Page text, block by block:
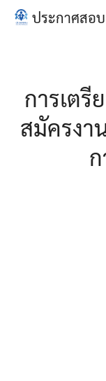
Skip
ประกาศสอบ
การเตรี
สมัครงา